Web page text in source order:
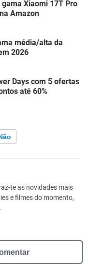
Xiaomi 17T Pro
Amazon
média/alta da
2026
Days com 5 ofertas
até 60%
que procuro
te as novidades mais
e filmes do momento,